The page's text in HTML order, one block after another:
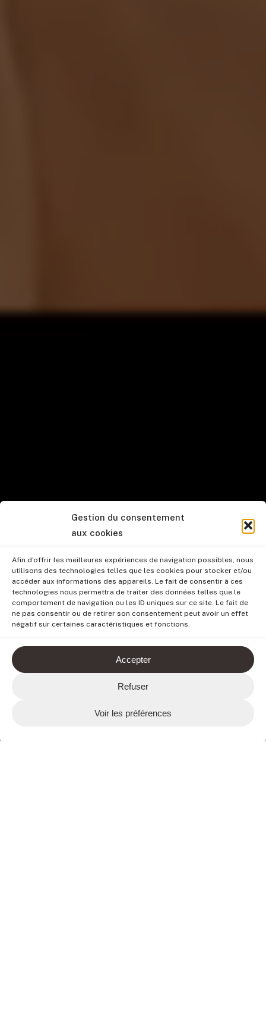
Gestion du consentement
aux cookies
Afin d'offrir les meilleures expériences de navigation possibles, nous
utilisons des technologies telles que les cookies pour stocker et/ou
accéder aux informations des appareils. Le fait de consentir à ces
technologies nous permettra de traiter des données telles que le
comportement de navigation ou les ID uniques sur ce site. Le fait de
ne pas consentir ou de retirer son consentement peut avoir un effet
négatif sur certaines caractéristiques et fonctions.
Accepter
Refuser
Voir les préférences